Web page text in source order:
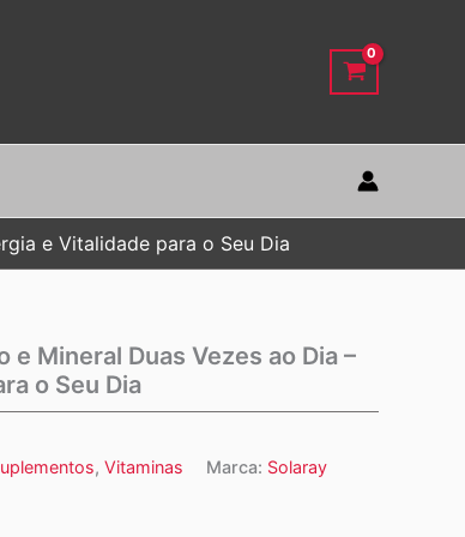
e Vitalidade para o Seu Dia
Mineral Duas Vezes ao Dia –
o Seu Dia
, Vitaminas Marca: Solaray